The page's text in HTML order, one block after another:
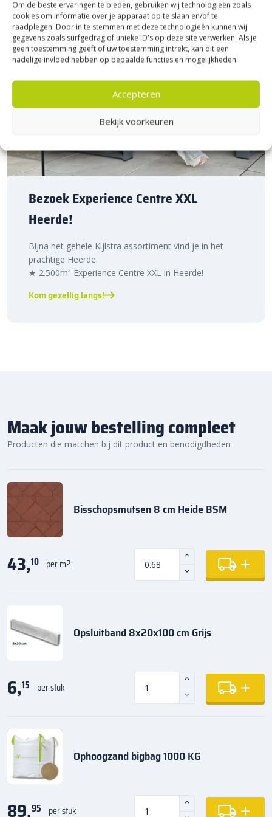
Om de beste ervaringen te bieden, gebruiken wij technologieën zoals
cookies om informatie over je apparaat op te slaan en/of te
raadplegen. Door in te stemmen met deze technologieën kunnen wij
gegevens zoals surfgedrag of unieke ID's op deze site verwerken. Als je
geen toestemming geeft of uw toestemming intrekt, kan dit een
nadelige invloed hebben op bepaalde functies en mogelijkheden.
Accepteren
Bekijk voorkeuren
Bezoek Experience Centre XXL
Heerde!
Bijna het gehele Kijlstra assortiment vind je in het
prachtige Heerde.
★ 2.500m² Experience Centre XXL in Heerde!
Kom gezellig langs!
Maak jouw bestelling compleet
Producten die matchen bij dit product en benodigdheden
Bisschopsmutsen 8 cm Heide BSM
43,10 per m2
Opsluitband 8x20x100 cm Grijs
6,15 per stuk
Ophoogzand bigbag 1000 KG
89,95 per stuk